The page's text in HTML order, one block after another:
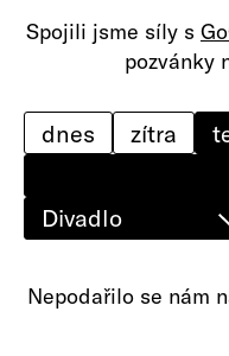
TV program
edu
Spojili jsme síly s
pozvánky
Divadlo
dnes zítra
Nepodařilo se nám